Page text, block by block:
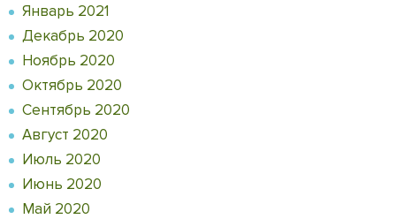
Январь 2021
Декабрь 2020
Ноябрь 2020
Октябрь 2020
Сентябрь 2020
Август 2020
Июль 2020
Июнь 2020
Май 2020